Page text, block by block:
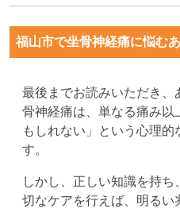
福山市で坐骨神経痛に悩む
最後までお読みいただき、
骨神経痛は、単なる痛み
もしれない」という心理
す。
しかし、正しい知識を持
切なケアを行えば、明るい